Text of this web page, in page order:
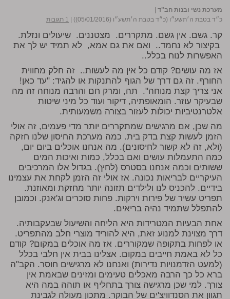
מערכת נשי ובנות חב"ד |
כ״ד בטבת ה׳תשע״ו (כ״ד בטבת ה׳תשע״ו (05/01/2016))
| 1 תגובות
קר. גשם. אין גשם. מתקררים. מצטננים. שיעולים ונזלת.
בקיצור לא נחמד.. ואם את גם אמא, לא תמיד יש לך את
האפשרות לנוח בכלל..
אז מה עושים? קודם כל אין מה לעשות.. זה חלק מחווית
החורף. זה גם דרך של הגוף להתנקות או להגיד: "עד כאן!
אני צריך קצת מנוחה". תה, ומרק חם והרבה מנוחה זה מה
שבעיקר עוזר. הומאופתיה, דיקור ועוד כל מיני שיטות
אלטרנטיביות יכולות לעזור בצורה משמעותית.
מה שכן, אם מרגישים שמתקררים יותר מדי פעמים, זה אולי
הזמן לעשות קצת בדק בית. כמה מערכת החיסון שלנו חזקה
(ולא, זה לא קשור לחיסונים). מה אנחנו אוכלים ביום יום,
כמה התעמלות עושים ואם בכלל, כמות ואיכות המים
ששותים וכמה אנחנו בסטרס (לחץ). בגדול אלו המרכיבים
העיקריים לבריאות נכונה. אז אולי זה הזמן לקחת את עצמינו
בידיים. להכניס לנו ולילדים תזונה יותר מחזקת ומאוזנת.
תפריט עשיר של פירות וירקות. פחות סוכרים וג'אנק. וכמובן
להתפלל שתמיד נהיה בריאים.
אחת הבעיות המטרידות היא הליחה והשיעול שבעקבותיה.
דרך מצוינת למנוע זאת, היא להוריד מוצרי חלב מהתפריט.
או לפחות בתקופה שמקוררים. אז מה אוכלים במקום? קודם
כל לא באמת חייבים במקום. אצלינו בבית אין חלבי בכלל
(למעט הזדמנויות נדירות) ואנחנו לא מרגישים חוסר. הקב"ה
ברא כל כך הרבה מאכלים טעימים ומזינים שבאמת אין
צורך. למי שכן מרגישה צורך בתחליף או תוהה במה היא
תגוון את הסנדוויצ'ים של הבוקר. מתכון מעולה לגבינת